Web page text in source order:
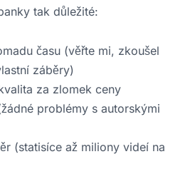
tak důležité:
času (věřte mi, zkoušel
záběry)
za zlomek ceny
problémy s autorskými
(statisíce až miliony videí na